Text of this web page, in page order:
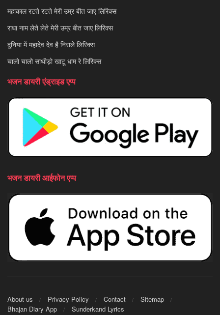
महाकाल रटते रटते मेरी उम्र बीत जाए लिरिक्स
राधा नाम लेते लेते मेरी उम्र बीत जाए लिरिक्स
दुनिया में महादेव देव है निराले लिरिक्स
चालो चालो साथीड़ो खाटू धाम रे लिरिक्स
भजन डायरी एंड्राइड एप्प
भजन डायरी आईफोन एप्प
About us Privacy Policy Contact
Sitemap
Bhajan Diary App
Sunderkand Lyrics